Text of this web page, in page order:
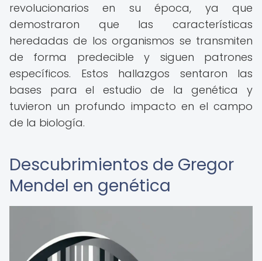
revolucionarios en su época, ya que
demostraron que las características
heredadas de los organismos se transmiten
de forma predecible y siguen patrones
específicos. Estos hallazgos sentaron las
bases para el estudio de la genética y
tuvieron un profundo impacto en el campo
de la biología.
Descubrimientos de Gregor
Mendel en genética